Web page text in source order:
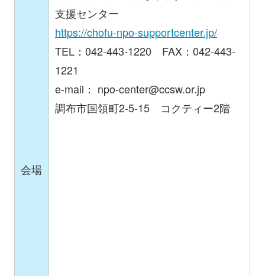
会場
支援センター
https://chofu-npo-supportcenter.jp/
TEL：042-443-1220 FAX：042-443-
1221
e-mail： npo-center@ccsw.or.jp
調布市国領町2-5-15 コクティー2階